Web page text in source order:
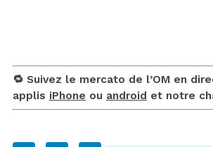
🔁 Suivez le mercato de l’OM en
applis iPhone ou android et notre